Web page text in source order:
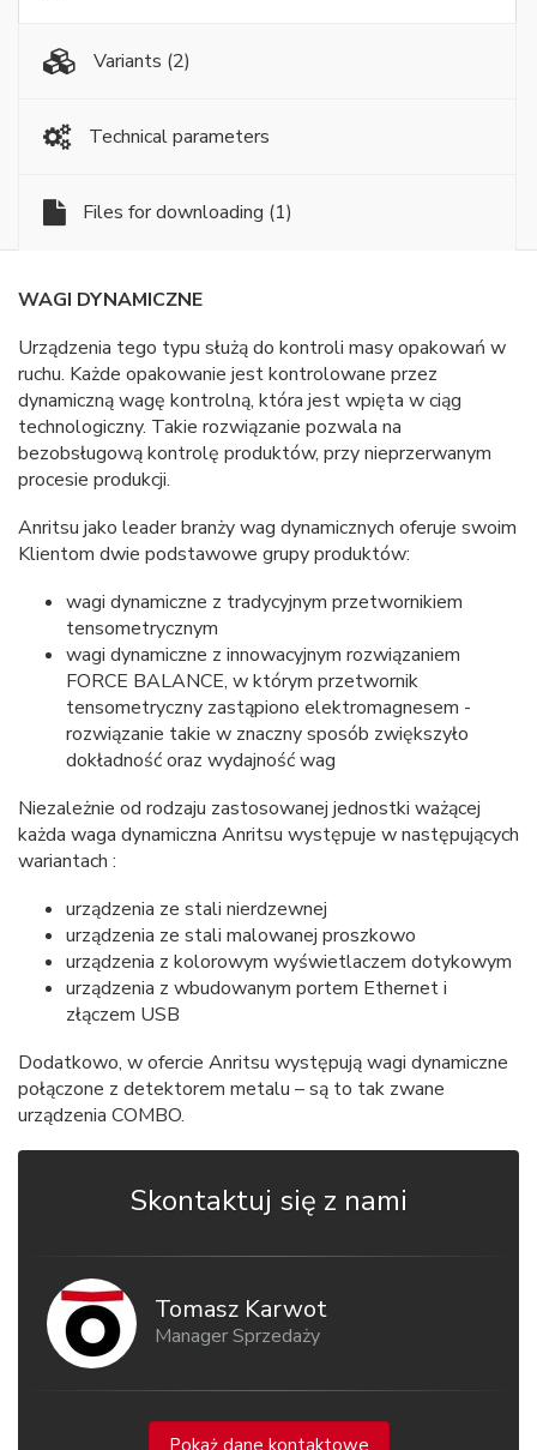
Variants (2)
Technical parameters
Files for downloading (1)
WAGI DYNAMICZNE
Urządzenia tego typu służą do kontroli masy opakowań w
ruchu. Każde opakowanie jest kontrolowane przez
dynamiczną wagę kontrolną, która jest wpięta w ciąg
technologiczny. Takie rozwiązanie pozwala na
bezobsługową kontrolę produktów, przy nieprzerwanym
procesie produkcji.
Anritsu jako leader branży wag dynamicznych oferuje swoim
Klientom dwie podstawowe grupy produktów:
wagi dynamiczne z tradycyjnym przetwornikiem
tensometrycznym
wagi dynamiczne z innowacyjnym rozwiązaniem
FORCE BALANCE, w którym przetwornik
tensometryczny zastąpiono elektromagnesem -
rozwiązanie takie w znaczny sposób zwiększyło
dokładność oraz wydajność wag
Niezależnie od rodzaju zastosowanej jednostki ważącej
każda waga dynamiczna Anritsu występuje w następujących
wariantach :
urządzenia ze stali nierdzewnej
urządzenia ze stali malowanej proszkowo
urządzenia z kolorowym wyświetlaczem dotykowym
urządzenia z wbudowanym portem Ethernet i
złączem USB
Dodatkowo, w ofercie Anritsu występują wagi dynamiczne
połączone z detektorem metalu – są to tak zwane
urządzenia COMBO.
Skontaktuj się z nami
Tomasz Karwot
Manager Sprzedaży